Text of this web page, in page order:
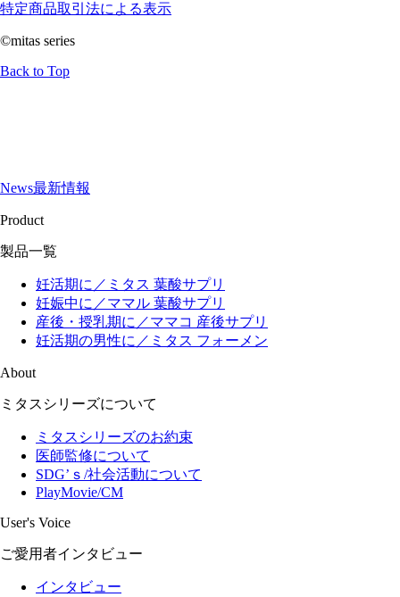
特定商品取引法による表示
©mitas series
Back to Top
News最新情報
Product
製品一覧
妊活期に／ミタス 葉酸サプリ
妊娠中に／ママル 葉酸サプリ
産後・授乳期に／ママコ 産後サプリ
妊活期の男性に／ミタス フォーメン
About
ミタスシリーズについて
ミタスシリーズのお約束
医師監修について
SDG’ｓ/社会活動について
PlayMovie/CM
User's Voice
ご愛用者インタビュー
インタビュー